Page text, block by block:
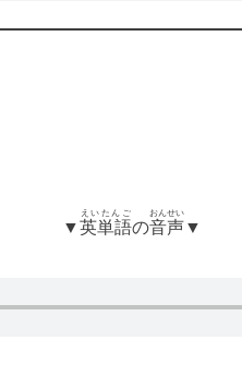
▼英単語
えいたんご
の音声
おんせい
▼